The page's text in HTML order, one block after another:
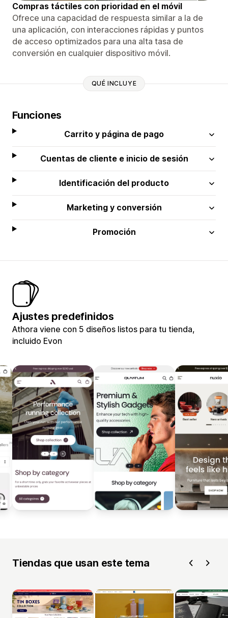
Compras táctiles con prioridad en el móvil
Ofrece una capacidad de respuesta similar a la de
una aplicación, con interacciones rápidas y puntos
de acceso optimizados para una alta tasa de
conversión en cualquier dispositivo móvil.
QUÉ INCLUYE
Funciones
Carrito y página de pago
Cuentas de cliente e inicio de sesión
Identificación del producto
Marketing y conversión
Promoción
Ajustes predefinidos
Athora viene con 5 diseños listos para tu tienda,
incluido Evon
Tiendas que usan este tema